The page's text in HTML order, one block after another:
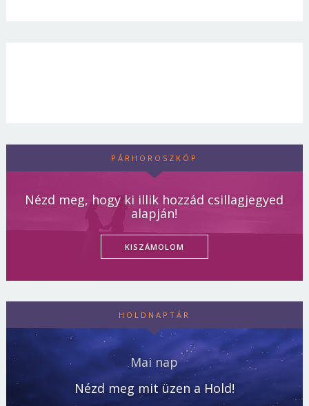
PÁRHOROSZKÓP
Nézd meg, hogy ki illik hozzád csillagjegyed
alapján!
KISZÁMOLOM
HOLDNAPTÁR
Mai nap
Nézd meg mit üzen a Hold!